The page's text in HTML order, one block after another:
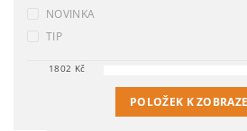
NOVINKA
TIP
1802 Kč
POLOŽEK K